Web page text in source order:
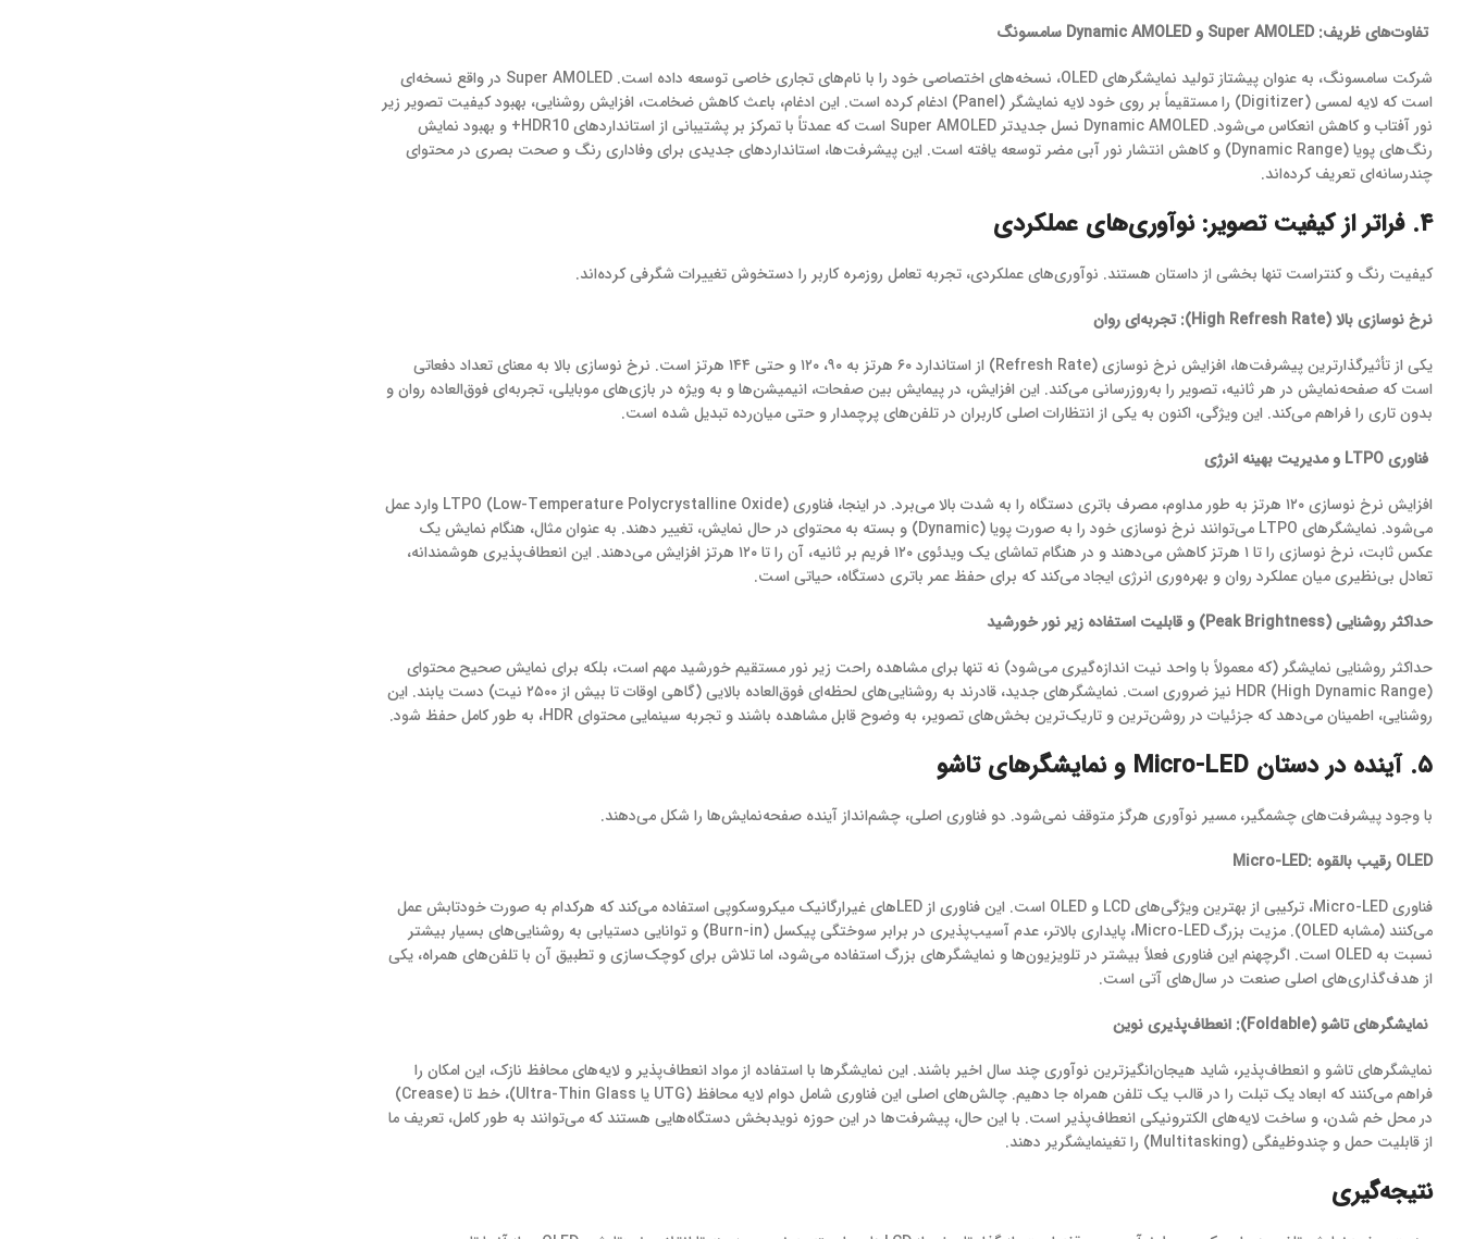
تفاوت‌های ظریف: Super AMOLED و Dynamic AMOLED سامسونگ
​شرکت سامسونگ، به عنوان پیشتاز تولید نمایشگرهای OLED، نسخه‌های اختصاصی خود را با نام‌های تجاری خاصی توسعه داده است. Super AMOLED در واقع نسخه‌ای
است که لایه لمسی (Digitizer) را مستقیماً بر روی خود لایه نمایشگر (Panel) ادغام کرده است. این ادغام، باعث کاهش ضخامت، افزایش روشنایی، بهبود کیفیت تصویر زیر
نور آفتاب و کاهش انعکاس می‌شود. Dynamic AMOLED نسل جدیدتر Super AMOLED است که عمدتاً با تمرکز بر پشتیبانی از استاندارد‌های HDR10+ و بهبود نمایش
رنگ‌های پویا (Dynamic Range) و کاهش انتشار نور آبی مضر توسعه یافته است. این پیشرفت‌ها، استانداردهای جدیدی برای وفاداری رنگ و صحت بصری در محتوای
چندرسانه‌ای تعریف کرده‌اند.
۴. فراتر از کیفیت تصویر: نوآوری‌های عملکردی
​کیفیت رنگ و کنتراست تنها بخشی از داستان هستند. نوآوری‌های عملکردی، تجربه تعامل روزمره کاربر را دستخوش تغییرات شگرفی کرده‌اند.
نرخ نوسازی بالا (High Refresh Rate): تجربه‌ای روان
​یکی از تأثیرگذارترین پیشرفت‌ها، افزایش نرخ نوسازی (Refresh Rate) از استاندارد ۶۰ هرتز به ۹۰، ۱۲۰ و حتی ۱۴۴ هرتز است. نرخ نوسازی بالا به معنای تعداد دفعاتی
است که صفحه‌نمایش در هر ثانیه، تصویر را به‌روزرسانی می‌کند. این افزایش، در پیمایش بین صفحات، انیمیشن‌ها و به ویژه در بازی‌های موبایلی، تجربه‌ای فوق‌العاده روان و
بدون تاری را فراهم می‌کند. این ویژگی، اکنون به یکی از انتظارات اصلی کاربران در تلفن‌های پرچمدار و حتی میان‌رده تبدیل شده است.
فناوری LTPO و مدیریت بهینه انرژی
​افزایش نرخ نوسازی ۱۲۰ هرتز به طور مداوم، مصرف باتری دستگاه را به شدت بالا می‌برد. در اینجا، فناوری LTPO (Low-Temperature Polycrystalline Oxide) وارد عمل
می‌شود. نمایشگرهای LTPO می‌توانند نرخ نوسازی خود را به صورت پویا (Dynamic) و بسته به محتوای در حال نمایش، تغییر دهند. به عنوان مثال، هنگام نمایش یک
عکس ثابت، نرخ نوسازی را تا ۱ هرتز کاهش می‌دهند و در هنگام تماشای یک ویدئوی ۱۲۰ فریم بر ثانیه، آن را تا ۱۲۰ هرتز افزایش می‌دهند. این انعطاف‌پذیری هوشمندانه،
تعادل بی‌نظیری میان عملکرد روان و بهره‌وری انرژی ایجاد می‌کند که برای حفظ عمر باتری دستگاه، حیاتی است.
حداکثر روشنایی (Peak Brightness) و قابلیت استفاده زیر نور خورشید
​حداکثر روشنایی نمایشگر (که معمولاً با واحد نیت اندازه‌گیری می‌شود) نه تنها برای مشاهده راحت زیر نور مستقیم خورشید مهم است، بلکه برای نمایش صحیح محتوای
HDR (High Dynamic Range) نیز ضروری است. نمایشگرهای جدید، قادرند به روشنایی‌های لحظه‌ای فوق‌العاده بالایی (گاهی اوقات تا بیش از ۲۵۰۰ نیت) دست یابند. این
روشنایی، اطمینان می‌دهد که جزئیات در روشن‌ترین و تاریک‌ترین بخش‌های تصویر، به وضوح قابل مشاهده باشند و تجربه سینمایی محتوای HDR، به طور کامل حفظ شود.
۵. آینده در دستان Micro-LED و نمایشگرهای تاشو
​با وجود پیشرفت‌های چشمگیر، مسیر نوآوری هرگز متوقف نمی‌شود. دو فناوری اصلی، چشم‌انداز آینده صفحه‌نمایش‌ها را شکل می‌دهند.
Micro-LED: رقیب بالقوه OLED
​فناوری Micro-LED، ترکیبی از بهترین ویژگی‌های LCD و OLED است. این فناوری از LED‌های غیرارگانیک میکروسکوپی استفاده می‌کند که هرکدام به صورت خودتابش عمل
می‌کنند (مشابه OLED). مزیت بزرگ Micro-LED، پایداری بالاتر، عدم آسیب‌پذیری در برابر سوختگی پیکسل (Burn-in) و توانایی دستیابی به روشنایی‌های بسیار بیشتر
نسبت به OLED است. اگرچهنم این فناوری فعلاً بیشتر در تلویزیون‌ها و نمایشگرهای بزرگ استفاده می‌شود، اما تلاش برای کوچک‌سازی و تطبیق آن با تلفن‌های همراه، یکی
از هدف‌گذاری‌های اصلی صنعت در سال‌های آتی است.
نمایشگرهای تاشو (Foldable): انعطاف‌پذیری نوین
​نمایشگرهای تاشو و انعطاف‌پذیر، شاید هیجان‌انگیزترین نوآوری چند سال اخیر باشند. این نمایشگرها با استفاده از مواد انعطاف‌پذیر و لایه‌های محافظ نازک، این امکان را
فراهم می‌کنند که ابعاد یک تبلت را در قالب یک تلفن همراه جا دهیم. چالش‌های اصلی این فناوری شامل دوام لایه محافظ (UTG یا Ultra-Thin Glass)، خط تا (Crease)
در محل خم شدن، و ساخت لایه‌های الکترونیکی انعطاف‌پذیر است. با این حال، پیشرفت‌ها در این حوزه نویدبخش دستگاه‌هایی هستند که می‌توانند به طور کامل، تعریف ما
از قابلیت حمل و چندوظیفگی (Multitasking) را تغینمایشگریر دهند.
نتیجه‌گیری